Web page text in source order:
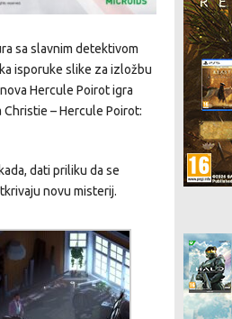
sa slavnim detektivom
isporuke slike za izložbu
Hercule Poirot igra
– Hercule Poirot:
dati priliku da se
novu misterij.